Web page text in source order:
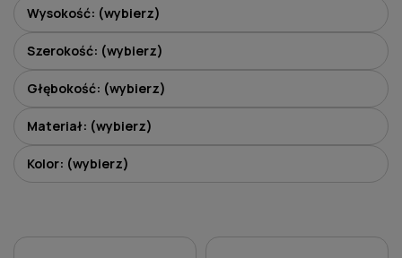
Wysokość: (wybierz)
Szerokość: (wybierz)
Głębokość: (wybierz)
Materiał: (wybierz)
Kolor: (wybierz)